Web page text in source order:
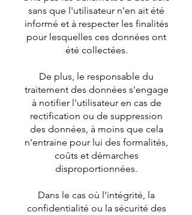
sans que l'utilisateur n'en ait été
informé et à respecter les finalités
pour lesquelles ces données ont
été collectées.
De plus, le responsable du
traitement des données s'engage
à notifier l'utilisateur en cas de
rectification ou de suppression
des données, à moins que cela
n'entraine pour lui des formalités,
coûts et démarches
disproportionnées.
Dans le cas où l'intégrité, la
confidentialité ou la sécurité des